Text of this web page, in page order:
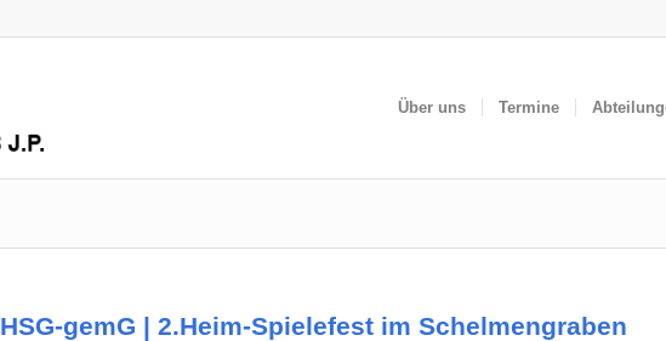
Über uns Termine
HSG-gemG | 2.Heim-Spielefest im Schelmengraben